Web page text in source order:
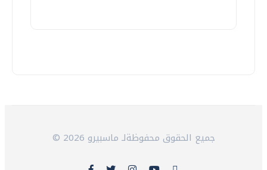
© 2026 جميع الحقوق محفوظةلـ ماسبيرو